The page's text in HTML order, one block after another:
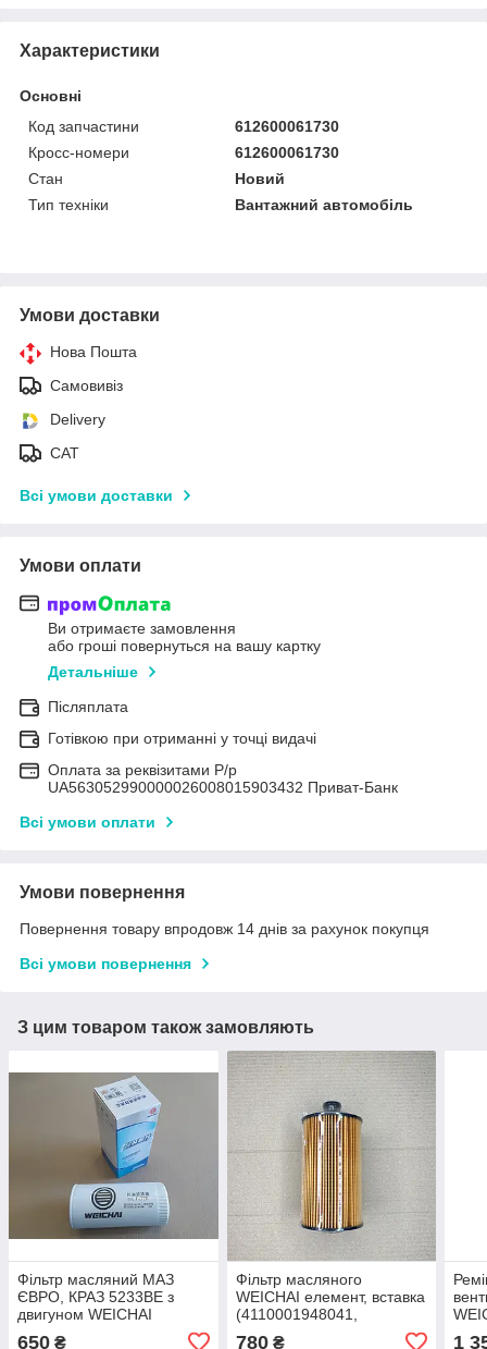
Характеристики
Основні
Код запчастини
612600061730
Кросс-номери
612600061730
Стан
Новий
Тип техніки
Вантажний автомобіль
Умови доставки
Нова Пошта
Самовивіз
Delivery
САТ
Всі умови доставки
Умови оплати
Ви отримаєте замовлення
або гроші повернуться на вашу картку
Детальніше
Післяплата
Готівкою при отриманні у точці видачі
Оплата за реквізитами Р/р
UA563052990000026008015903432 Приват-Банк
Всі умови оплати
Умови повернення
Повернення товару впродовж 14 днів за рахунок покупця
Всі умови повернення
З цим товаром також замовляють
Фільтр масляний МАЗ
ЄВРО, КРАЗ 5233ВЕ з
двигуном WEICHAI
650 ₴
Фільтр масляного
WEICHAI елемент, вставка
(4110001948041,
4110001948042) 13055724
780₴ 1